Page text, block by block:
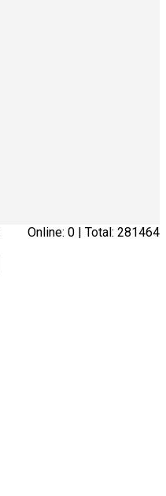
Online: 0 | Total: 281464